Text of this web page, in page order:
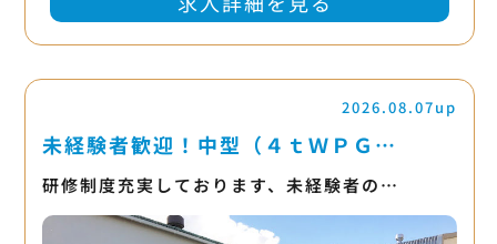
2026.08.07up
未経験者歓迎！中型（４ｔＷＰＧ…
研修制度充実しております、未経験者の…